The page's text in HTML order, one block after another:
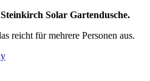
Steinkirch Solar Gartendusche.
reicht für mehrere Personen aus.